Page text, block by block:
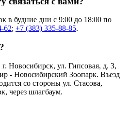
в будние дни с 9:00 до 18:00 по
62; +7 (383) 335-88-85.
Новосибирск, ул. Гипсовая, д. 3,
- Новосибирский Зоопарк. Въезд
со стороны ул. Стасова,
через шлагбаум.